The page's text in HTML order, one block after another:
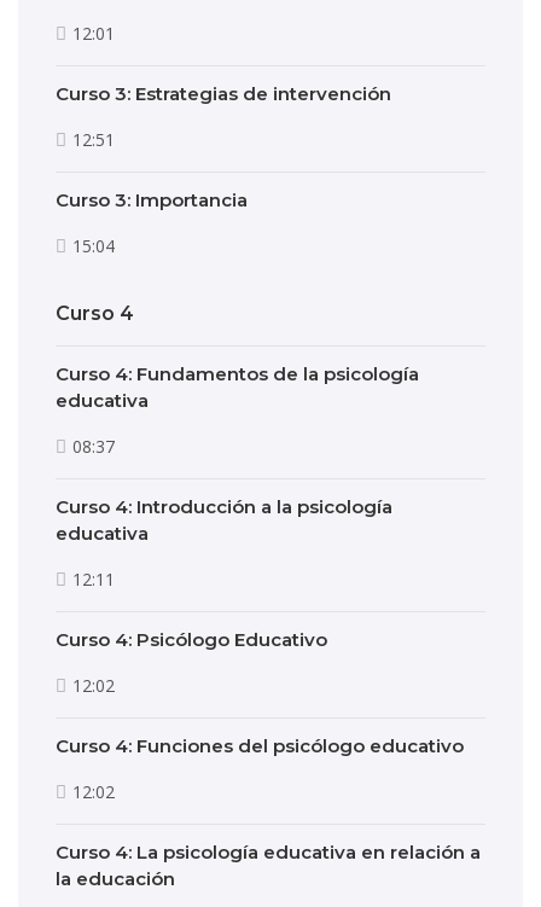
12:01
Curso 3: Estrategias de intervención
12:51
Curso 3: Importancia
15:04
Curso 4
Curso 4: Fundamentos de la psicología
educativa
08:37
Curso 4: Introducción a la psicología
educativa
12:11
Curso 4: Psicólogo Educativo
12:02
Curso 4: Funciones del psicólogo educativo
12:02
Curso 4: La psicología educativa en relación a
la educación